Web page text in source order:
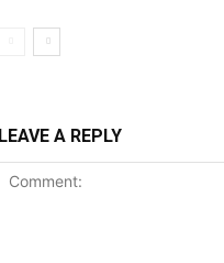
LEAVE A REPLY